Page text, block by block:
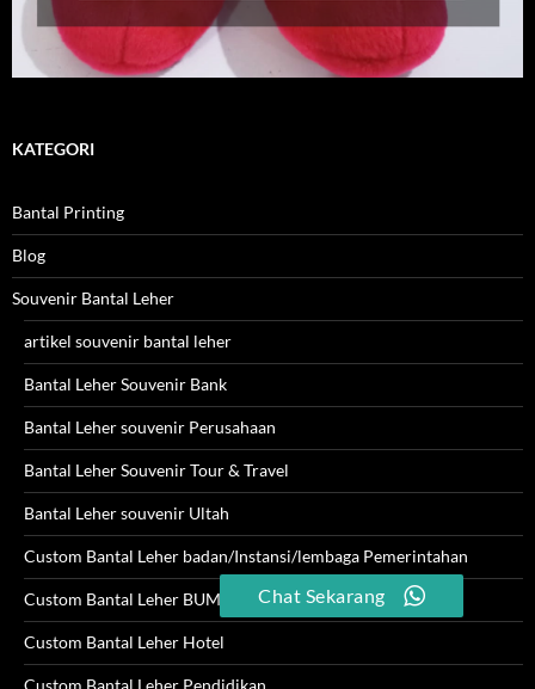
KATEGORI
Bantal Printing
Blog
Souvenir Bantal Leher
artikel souvenir bantal leher
Bantal Leher Souvenir Bank
Bantal Leher souvenir Perusahaan
Bantal Leher Souvenir Tour & Travel
Bantal Leher souvenir Ultah
Custom Bantal Leher badan/Instansi/lembaga Pemerintahan
Custom Bantal Leher BUMN
Custom Bantal Leher Hotel
Custom Bantal Leher Pendidikan
Chat Sekarang